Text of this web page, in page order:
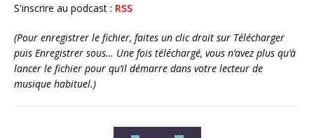
S'inscrire au podcast : RSS
(Pour enregistrer le fichier, faites un clic droit sur Télécharger
puis Enregistrer sous… Une fois téléchargé, vous n’avez plus qu’à
lancer le fichier pour qu’il démarre dans votre lecteur de
musique habituel.)